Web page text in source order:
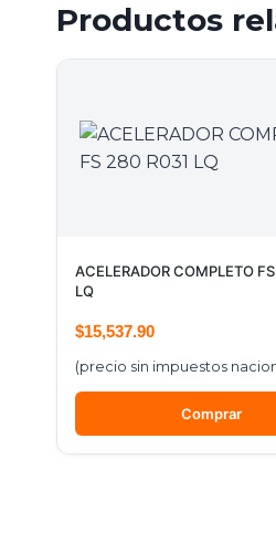
Productos
ACELERADOR COMPLETO
LQ
$15,537.90
(precio sin impuestos
Comprar